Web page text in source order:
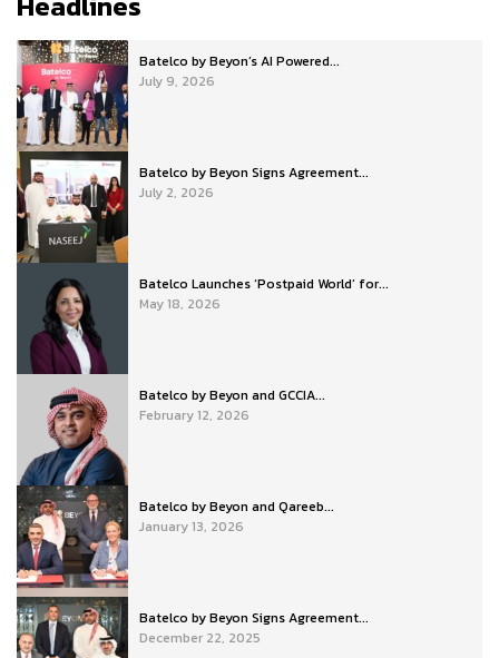
Batelco by Beyon’s AI Powered...
July 9, 2026
Batelco by Beyon Signs Agreement...
July 2, 2026
Batelco Launches ‘Postpaid World’ for...
May 18, 2026
Batelco by Beyon and GCCIA...
February 12, 2026
Batelco by Beyon and Qareeb...
January 13, 2026
Batelco by Beyon Signs Agreement...
December 22, 2025